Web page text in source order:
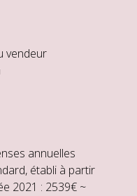
vendeur
annuelles
établi à partir
2021 : 2539€ ~